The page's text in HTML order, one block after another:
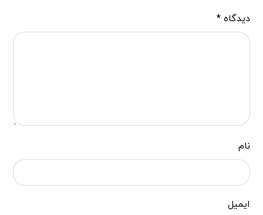
دیدگاه*
نام
ایمیل